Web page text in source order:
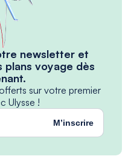
newsletter et
plans voyage dès
sur votre premier
Ulysse !
M’inscrire